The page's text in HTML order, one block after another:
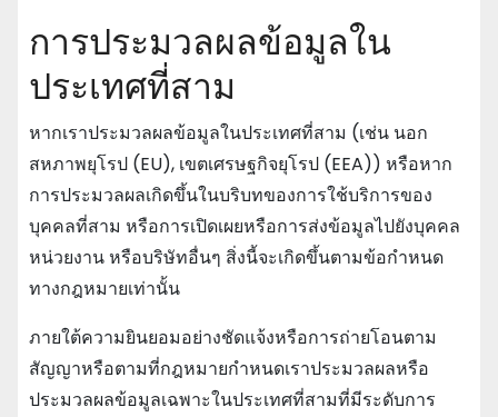
การประมวลผลข้อมูลใน
ประเทศที่สาม
หากเราประมวลผลข้อมูลในประเทศที่สาม (เช่น นอก
สหภาพยุโรป (EU), เขตเศรษฐกิจยุโรป (EEA)) หรือหาก
การประมวลผลเกิดขึ้นในบริบทของการใช้บริการของ
บุคคลที่สาม หรือการเปิดเผยหรือการส่งข้อมูลไปยังบุคคล
หน่วยงาน หรือบริษัทอื่นๆ สิ่งนี้จะเกิดขึ้นตามข้อกําหนด
ทางกฎหมายเท่านั้น
ภายใต้ความยินยอมอย่างชัดแจ้งหรือการถ่ายโอนตาม
สัญญาหรือตามที่กฎหมายกําหนดเราประมวลผลหรือ
ประมวลผลข้อมูลเฉพาะในประเทศที่สามที่มีระดับการ